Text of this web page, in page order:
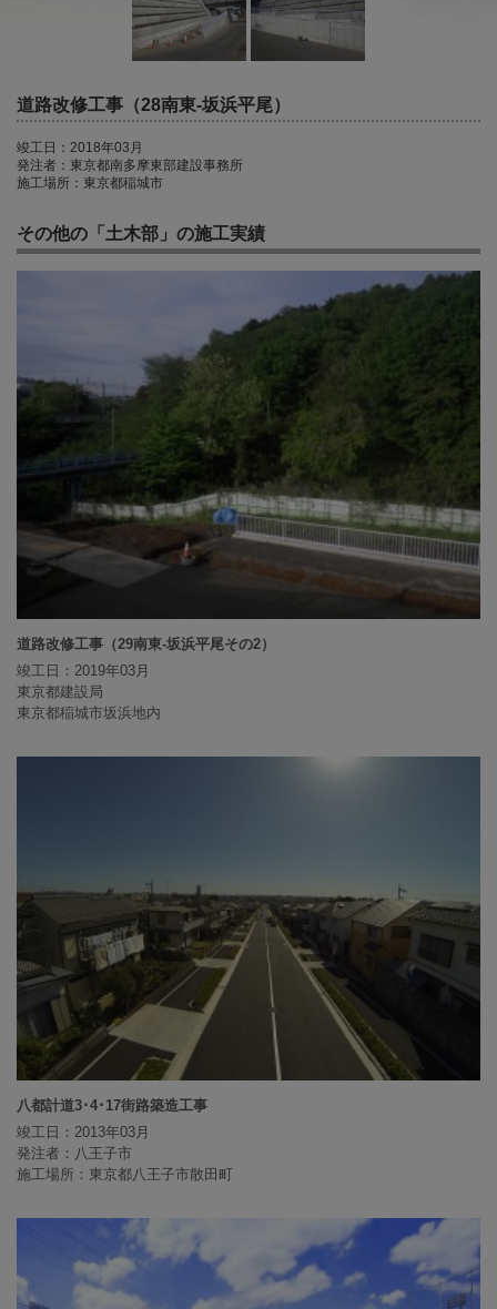
道路改修工事（28南東-坂浜平尾）
竣工日：2018年03月
発注者：東京都南多摩東部建設事務所
施工場所：東京都稲城市
その他の「土木部」の施工実績
道路改修工事（29南東-坂浜平尾その2）
竣工日：2019年03月
東京都建設局
東京都稲城市坂浜地内
八都計道3･4･17街路築造工事
竣工日：2013年03月
発注者：八王子市
施工場所：東京都八王子市散田町